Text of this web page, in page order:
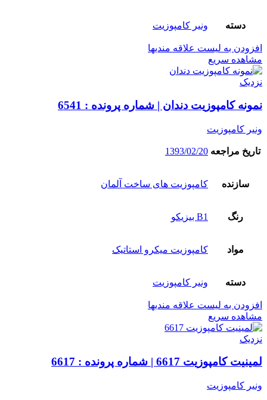
دسته ونیر کامپوزیت
افزودن به لیست علاقه مندیها
مشاهده سریع
نزدیک
نمونه کامپوزیت دندان | شماره پرونده : 6541
ونیر کامپوزیت
تاریخ مراجعه 1393/02/20
سازنده کامپوزیت های ساخت آلمان
رنگ B1 بیزیکو
مواد کامپوزیت میکرو استاتیک
دسته ونیر کامپوزیت
افزودن به لیست علاقه مندیها
مشاهده سریع
نزدیک
لمینیت کامپوزیت 6617 | شماره پرونده : 6617
ونیر کامپوزیت